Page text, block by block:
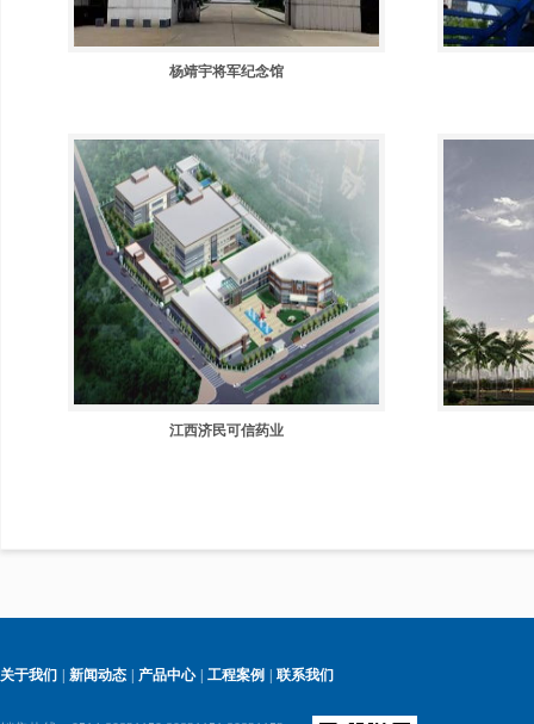
杨靖宇将军纪念馆
江西济民可信药业
关于我们 新闻动态 产品中心 工程案例 联系我们